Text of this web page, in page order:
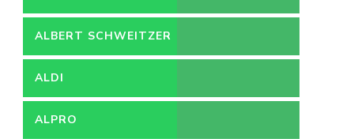
ALBERT SCHWEITZER
ZIEKENHUIS
ALDI
ALPRO